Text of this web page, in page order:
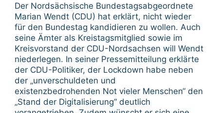
Der Nordsächsische Bundestagsabgeordnete
Marian Wendt (CDU) hat erklärt, nicht wieder
für den Bundestag kandidieren zu wollen. Auch
seine Ämter als Kreistagsmitglied sowie im
Kreisvorstand der CDU-Nordsachsen will Wendt
niederlegen. In seiner Pressemitteilung erklärte
der CDU-Politiker, der Lockdown habe neben
der „unverschuldeten und
existenzbedrohenden Not vieler Menschen“ den
„Stand der Digitalisierung“ deutlich